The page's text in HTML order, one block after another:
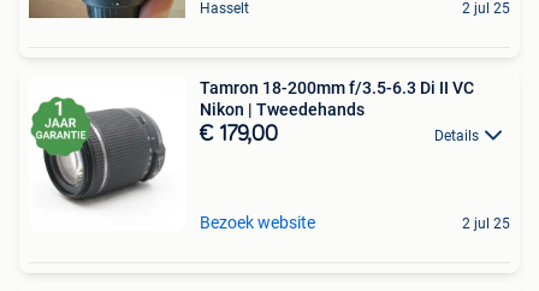
Hasselt 2 jul 25
Tamron 18-200mm f/3.5-6.3 Di II VC
Nikon | Tweedehands
€ 179,00 Details
Bezoek website 2 jul 25